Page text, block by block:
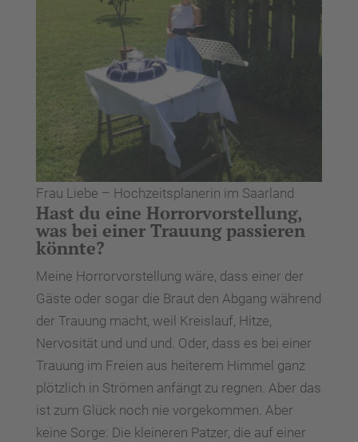
Frau Liebe – Hochzeitsplanerin im Saarland
Hast du eine Horrorvorstellung,
was bei einer Trauung passieren
könnte?
Meine Horrorvorstellung wäre, dass einer der
Gäste oder sogar die Braut den Abgang während
der Trauung macht, weil Kreislauf, Hitze,
Nervosität und und und. Oder, dass es bei einer
Trauung im Freien aus heiterem Himmel ganz
plötzlich in Strömen anfängt zu regnen. Aber das
ist zum Glück noch nie vorgekommen. Aber
keine Sorge: Die kleineren Patzer, die auf einer